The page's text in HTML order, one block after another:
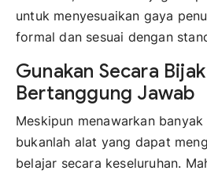
untuk menyesuaikan gaya
formal dan sesuai dengan
Gunakan Secara
Bertanggung Jawab
Meskipun menawarkan
bukanlah alat yang dapat
belajar secara keseluruhan.